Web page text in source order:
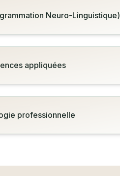
Neuro-Linguistique)
appliquées
professionnelle